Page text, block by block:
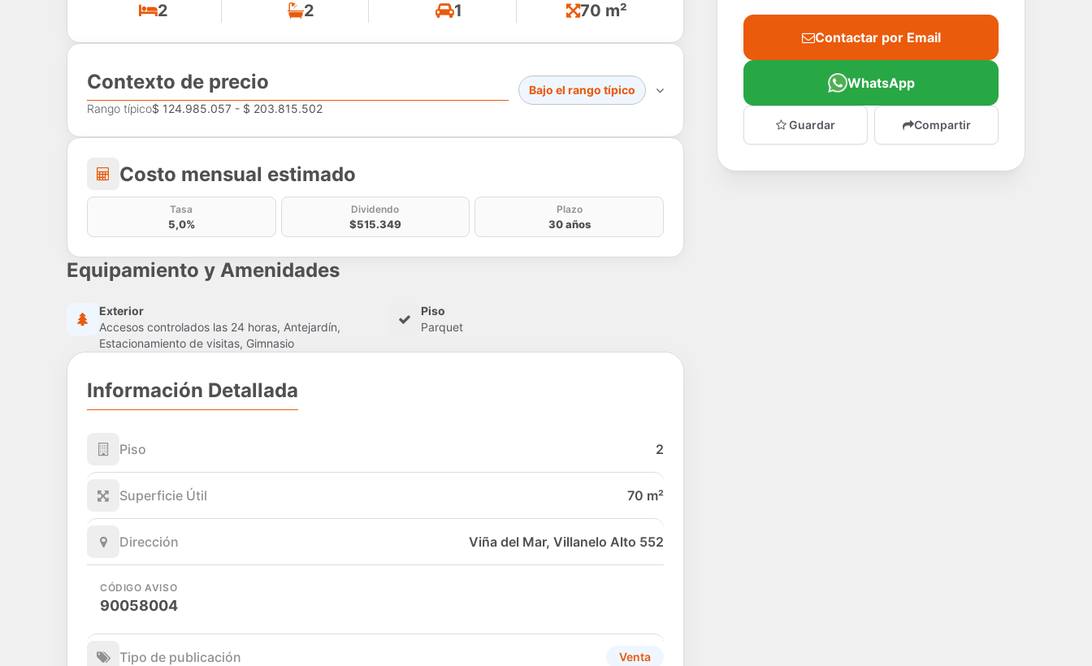
2 2 1 70 m²
Contexto de precio
Rango típico$ 124.985.057 - $ 203.815.502
Bajo el rango típico
Costo mensual estimado
Costo mensual estimado
Tasa
5,0%
Dividendo
$515.349
Plazo
30 años
Equipamiento y Amenidades
Exterior
Accesos controlados las 24 horas, Antejardín,
Estacionamiento de visitas, Gimnasio
Piso
Parquet
Información Detallada
Piso 2
Superficie Útil 70 m²
Dirección Viña del Mar, Villanelo Alto 552
CÓDIGO AVISO
90058004
Tipo de publicación Venta
Contactar por Email
WhatsApp
Guardar Compartir